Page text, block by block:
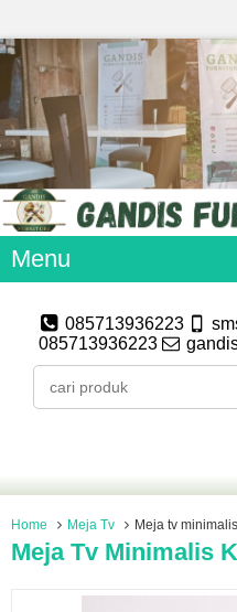
Menu
085713936223
085713936223
Home Meja Tv Meja tv
Meja Tv Minimalis